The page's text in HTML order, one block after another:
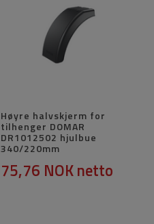
Høyre halvskjerm for
tilhenger DOMAR
DR1012502 hjulbue
340/220mm
75,76 NOKnetto